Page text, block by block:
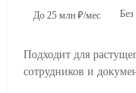
До 25 млн ₽/мес
Подходит для
сотрудников и